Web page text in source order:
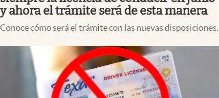
Streaming
PC y mobile
USA
y ahora el trámite será de esta manera
Conoce cómo será el trámite con las nuevas disposiciones.